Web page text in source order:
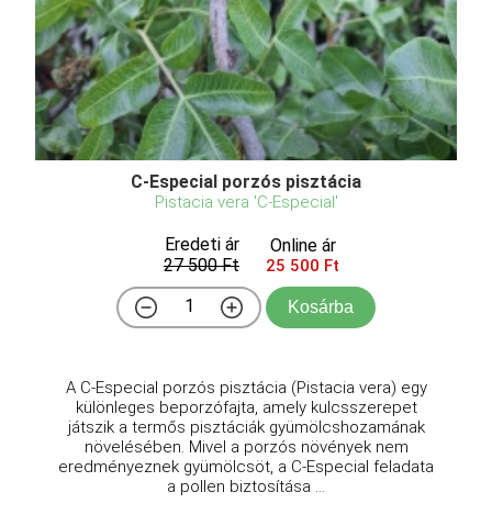
C-Especial porzós pisztácia
Pistacia vera 'C-Especial'
Eredeti ár
27 500 Ft
Online ár
25 500 Ft
Kosárba
A C-Especial porzós pisztácia (Pistacia vera) egy
különleges beporzófajta, amely kulcsszerepet
játszik a termős pisztáciák gyümölcshozamának
növelésében. Mivel a porzós növények nem
eredményeznek gyümölcsöt, a C-Especial feladata
a pollen biztosítása ...